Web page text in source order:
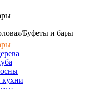
Буфеты и бары
кухни